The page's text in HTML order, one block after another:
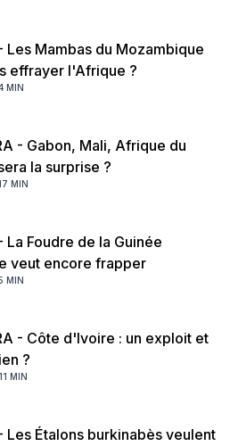
Les Mambas du Mozambique
effrayer l'Afrique ?
MIN
- Gabon, Mali, Afrique du
la surprise ?
MIN
La Foudre de la Guinée
veut encore frapper
MIN
- Côte d'Ivoire : un exploit et
?
11 MIN
Les Étalons burkinabès veulent